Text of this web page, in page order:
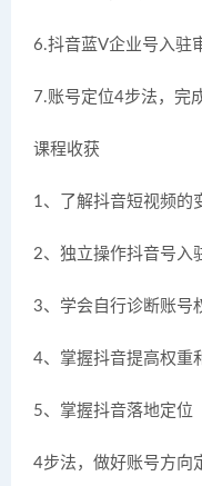
6.抖音蓝V企业号入驻
7.账号定位4步法，完
课程收获
1、了解抖音短视频的
2、独立操作抖音号入
3、学会自行诊断账号
4、掌握抖音提高权重
5、掌握抖音落地定位
4步法，做好账号方向